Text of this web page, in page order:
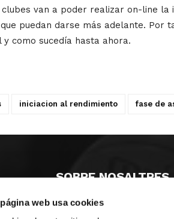
web usa cookies
van a poder realizar on-line
puedan darse más adelante.
como sucedía hasta ahora.
iniciacion al rendimiento fase de
SOBRE NOSALTRES
CASTELLÓ